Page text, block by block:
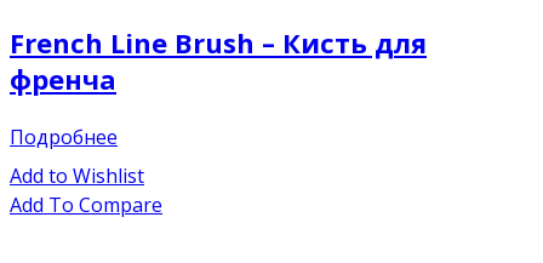
French Line Brush – Кисть для
френча
Подробнее
Add to Wishlist
Add To Compare